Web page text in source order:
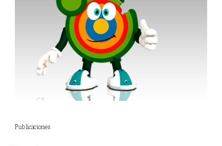
Publicaciones